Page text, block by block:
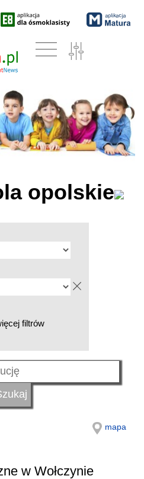
opolskie
filtrów
mapa
w Wołczynie